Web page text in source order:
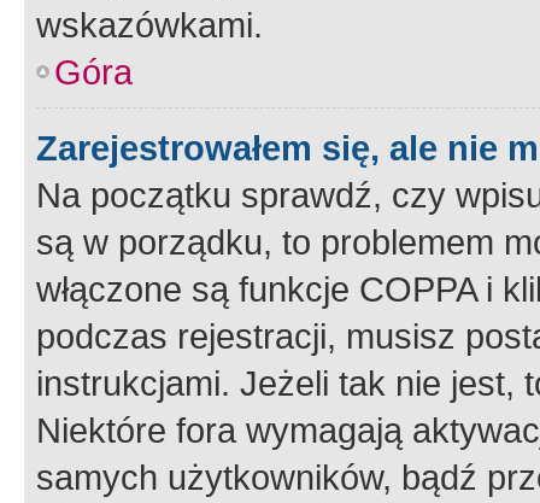
wskazówkami.
Góra
Zarejestrowałem się, ale nie
Na początku sprawdź, czy
są w porządku, to problemem
włączone są funkcje COPPA i
podczas rejestracji, musisz
instrukcjami. Jeżeli tak nie jest,
Niektóre fora wymagają
samych użytkowników, bądź